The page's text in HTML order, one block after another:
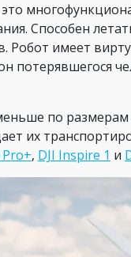
Способен
Робот имеет
потерявшегося
по размерам
их
, DJI Inspire 1 и